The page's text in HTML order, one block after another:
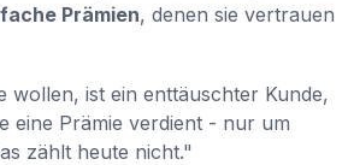
Prämien, denen sie vertrauen
wollen, ist ein enttäuschter Kunde,
eine Prämie verdient - nur um
zählt heute nicht."